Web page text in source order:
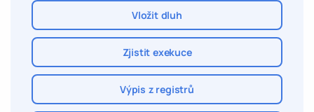
Vložit dluh
Zjistit exekuce
Výpis z registrů